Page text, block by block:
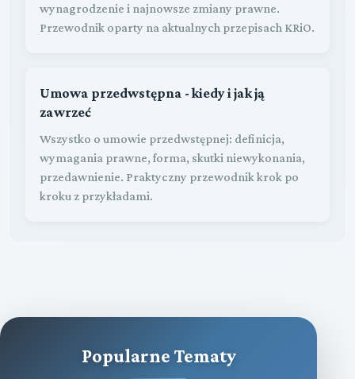
wynagrodzenie i najnowsze zmiany prawne.
Przewodnik oparty na aktualnych przepisach KRiO.
Umowa przedwstępna - kiedy i jak ją
zawrzeć
Wszystko o umowie przedwstępnej: definicja,
wymagania prawne, forma, skutki niewykonania,
przedawnienie. Praktyczny przewodnik krok po
kroku z przykładami.
Popularne Tematy